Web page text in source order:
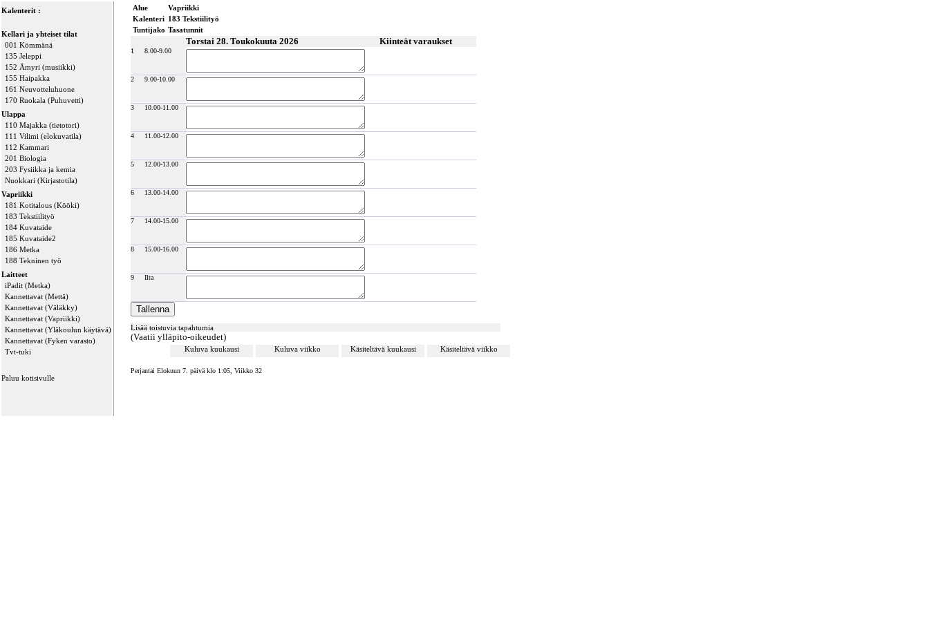
Kalenterit :
Kellari ja yhteiset tilat
001 Kömmänä
135 Jeleppi
152 Ämyri (musiikki)
155 Haipakka
161 Neuvotteluhuone
170 Ruokala (Puhuvetti)
Ulappa
110 Majakka (tietotori)
111 Vilimi (elokuvatila)
112 Kammari
201 Biologia
203 Fysiikka ja kemia
Nuokkari (Kirjastotila)
Vapriikki
181 Kotitalous (Kööki)
183 Tekstiilityö
184 Kuvataide
185 Kuvataide2
186 Metka
188 Tekninen työ
Laitteet
iPadit (Metka)
Kannettavat (Mettä)
Kannettavat (Väläkky)
Kannettavat (Vapriikki)
Kannettavat (Yläkoulun käytävä)
Kannettavat (Fyken varasto)
Tvt-tuki
Paluu kotisivulle
Alue
Vapriikki
Kalenteri 183 Tekstiilityö
Tuntijako Tasatunnit
Torstai 28. Toukokuuta 2026 Kiinteät varaukset
1 8.00-9.00
2 9.00-10.00
3 10.00-11.00
4 11.00-12.00
5 12.00-13.00
6 13.00-14.00
7 14.00-15.00
8 15.00-16.00
9 Ilta
Lisää toistuvia tapahtumia
(Vaatii ylläpito-oikeudet)
Kuluva kuukausi Kuluva viikko Käsiteltävä kuukausi Käsiteltävä viikko
Perjantai Elokuun 7. päivä klo 1:05, Viikko 32